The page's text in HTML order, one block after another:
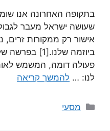
בתקופה האחרונה אנו
שעושה ישראל מעבר
אישור רק ממקורות זרים,
ביוזמה
פעולה דומה, המשמש
לנו: … להמשך קריאה
קטגוריות
מסעי